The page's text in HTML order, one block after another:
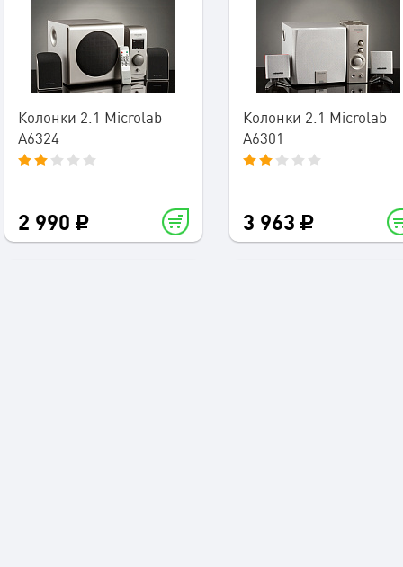
Колонки 2.1 Microlab
A6324
2 990
Колонки 2.1 Microlab
A6301
3 963